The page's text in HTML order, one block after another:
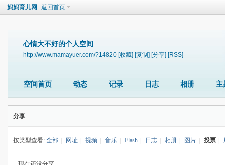
妈妈育儿网 返回首页
心情大不好的个人空间
http://www.mamayuer.com/?14820 [收藏] [复制] [分享] [RSS]
空间首页 动态 记录 日志 相册 主
分享
按类型查看: 全部 网址 视频 音乐 Flash 日志 相册 图片 投票